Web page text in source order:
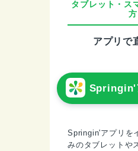
タブレット・ス
方
アプリで
Springin'
Springin'アプリを
みのタブレットや